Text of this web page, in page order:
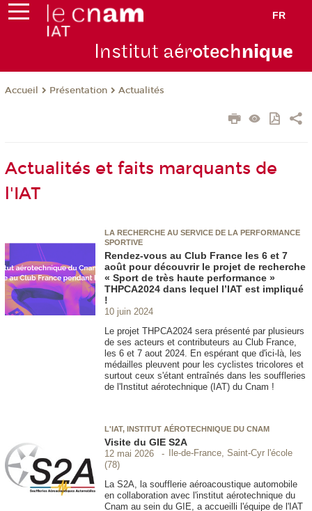
FR
Institut aérotechnique
Accueil Présentation Actualités
Actualités et faits marquants de
l'IAT
LA RECHERCHE AU SERVICE DE LA PERFORMANCE
SPORTIVE
Rendez-vous au Club France les 6 et 7
août pour découvrir le projet de recherche
« Sport de très haute performance »
THPCA2024 dans lequel l’IAT est impliqué
!
10 juin 2024
Le projet THPCA2024 sera présenté par plusieurs
de ses acteurs et contributeurs au Club France,
les 6 et 7 aout 2024. En espérant que d'ici-là, les
médailles pleuvent pour les cyclistes tricolores et
surtout ceux s'étant entraînés dans les souffleries
de l'Institut aérotechnique (IAT) du Cnam !
L'IAT, INSTITUT AÉROTECHNIQUE DU CNAM
Visite du GIE S2A
12 mai 2026
Ile-de-France, Saint-Cyr l'école
(78)
La S2A, la soufflerie aéroacoustique automobile
en collaboration avec l'institut aérotechnique du
Cnam au sein du GIE, a accueilli l'équipe de l'IAT